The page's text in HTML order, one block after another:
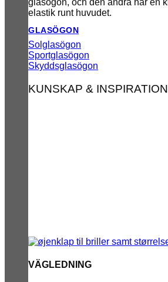
GLASÖGON
Solglasögon
Sportglasögon
Skyddsglasögon
KUNSKAP & INSPIRATION
VÄGLEDNING